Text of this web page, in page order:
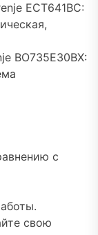
ECT641BC:
BO735E30BX:
с
свою